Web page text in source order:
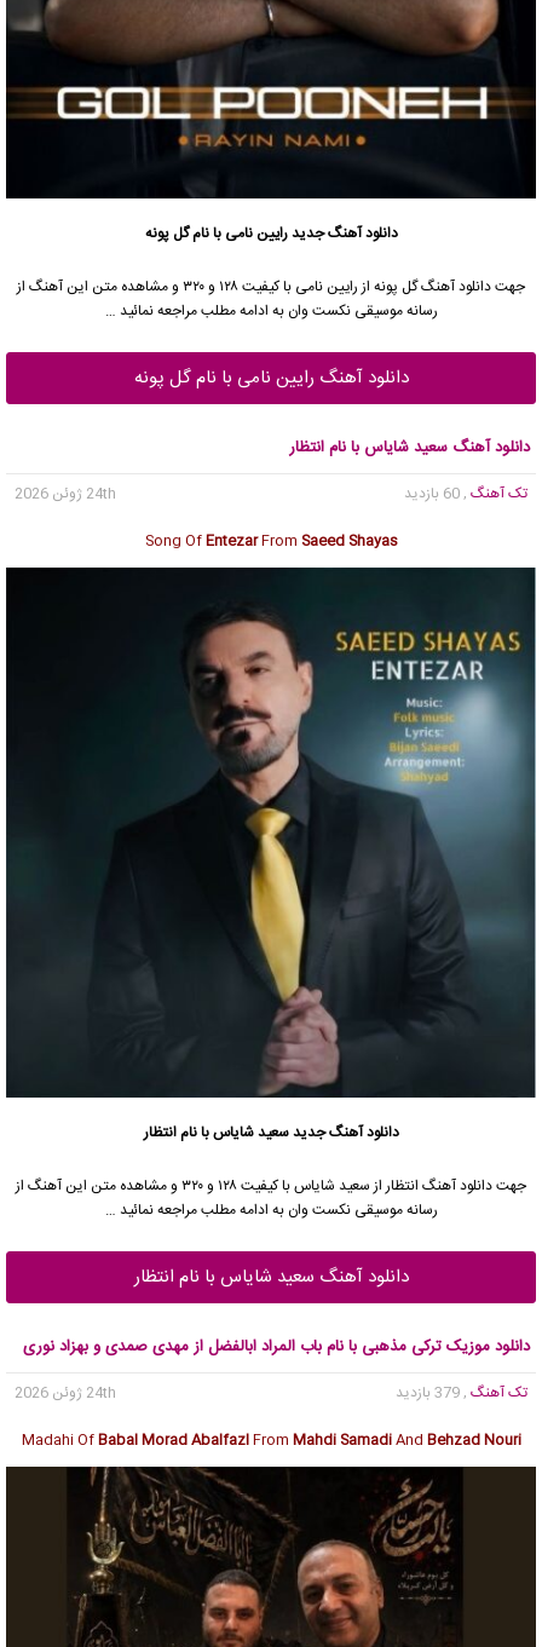
دانلود آهنگ جدیدرایین نامی با نام گل پونه
جهت دانلود آهنگ گل پونه از رایین نامی با کیفیت ۱۲۸ و ۳۲۰ و مشاهده متن این آهنگ از
رسانه موسیقی نکست وان به ادامه مطلب مراجعه نمائید …
دانلود آهنگ رایین نامی با نام گل پونه
دانلود آهنگ سعید شایاس با نام انتظار
تک آهنگ , 60 بازدید
24th ژوئن 2026
Song OfEntezarFrom Saeed Shayas
دانلود آهنگ جدیدسعید شایاس با نام انتظار
جهت دانلود آهنگ انتظار از سعید شایاس با کیفیت ۱۲۸ و ۳۲۰ و مشاهده متن این آهنگ از
رسانه موسیقی نکست وان به ادامه مطلب مراجعه نمائید …
دانلود آهنگ سعید شایاس با نام انتظار
دانلود موزیک ترکی مذهبی با نام باب المراد ابالفضل از مهدی صمدی و بهزاد نوری
تک آهنگ , 379 بازدید
24th ژوئن 2026
Madahi OfBabal Morad AbalfazlFrom Mahdi SamadiAnd Behzad Nouri